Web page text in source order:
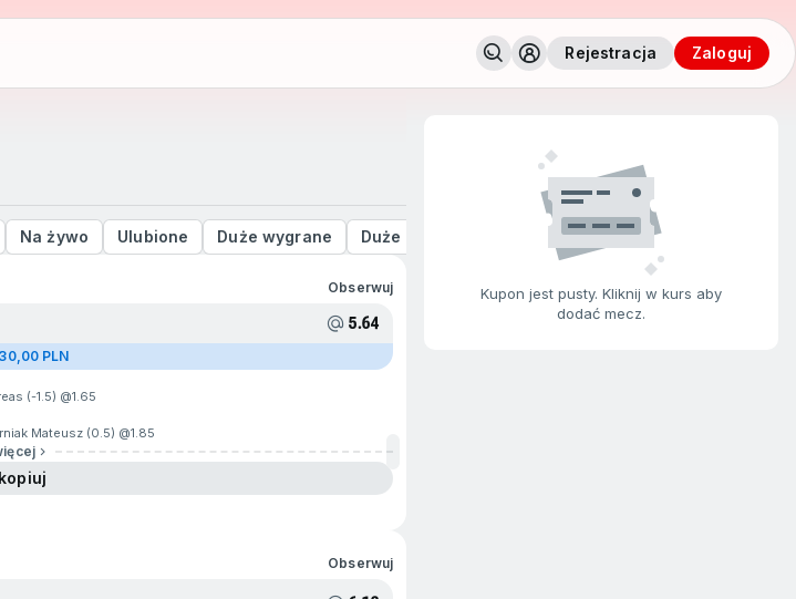
Rejestracja zaloguj
Kupon jest pusty. Kliknij w kurs aby
dodać mecz.
Na żywo Ulubione Duże wygrane Duże stawki
Obserwuj
5.64
30,00 PLN
(-1.5) @1.65
Mateusz (0.5) @1.85
Obserwuj